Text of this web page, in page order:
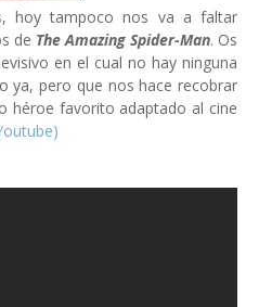
hoy tampoco nos va a faltar
de The Amazing Spider-Man. Os
en el cual no hay ninguna
ya, pero que nos hace recobrar
héroe favorito adaptado al cine